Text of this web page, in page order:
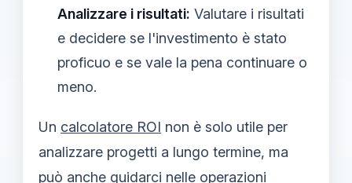
Analizzare i risultati: Valutare i risultati
e decidere se l'investimento è stato
proficuo e se vale la pena continuare o
meno.
Un calcolatore ROI non è solo utile per
analizzare progetti a lungo termine, ma
può anche guidarci nelle operazioni